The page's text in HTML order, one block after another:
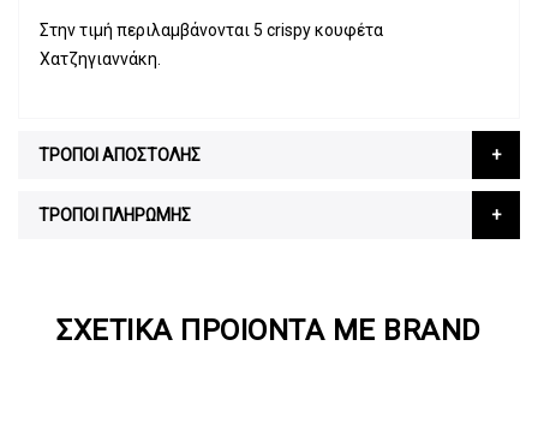
Στην τιμή περιλαμβάνονται 5 crispy κουφέτα
Χατζηγιαννάκη.
ΤΡΟΠΟΙ ΑΠΟΣΤΟΛΗΣ
ΤΡΟΠΟΙ ΠΛΗΡΩΜΗΣ
ΣΧΕΤΙΚΆ ΠΡΟΙΌΝΤΑ ΜΕ BRAND